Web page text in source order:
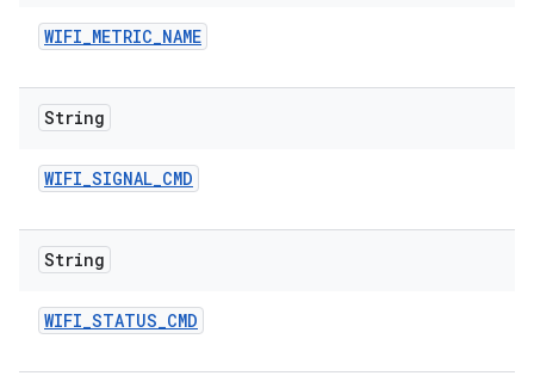
WIFI_METRIC_NAME
String
WIFI_SIGNAL_CMD
String
WIFI_STATUS_CMD